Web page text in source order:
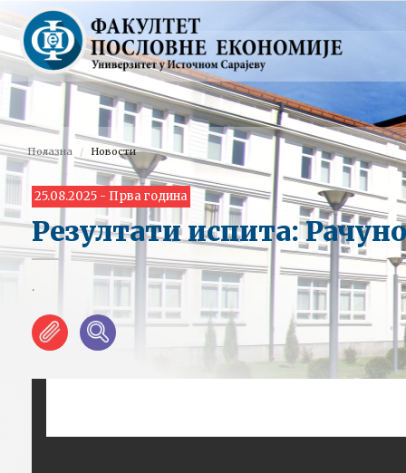
Полазна Новости
25.08.2025 - Прва година
Резултати испита:
.